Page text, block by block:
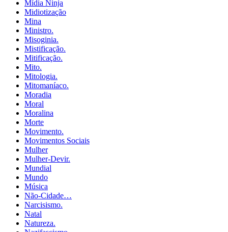
Mídia Ninja
Midiotização
Mina
Ministro.
Misoginia.
Mistificação.
Mitificação.
Mito.
Mitologia.
Mitomaníaco.
Moradia
Moral
Moralina
Morte
Movimento.
Movimentos Sociais
Mulher
Mulher-Devir.
Mundial
Mundo
Música
Não-Cidade…
Narcisismo.
Natal
Natureza.